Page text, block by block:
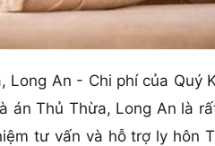
An - Chi phí của Quý
án Thủ Thừa, Long An là
tư vấn và hỗ trợ ly hôn